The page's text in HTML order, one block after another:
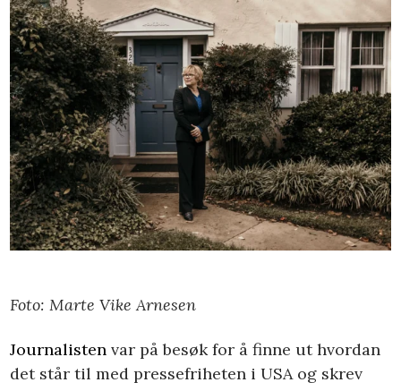
Foto: Marte Vike Arnesen
Journalisten var på besøk for å finne ut hvordan
det står til med pressefriheten i USA og skrev